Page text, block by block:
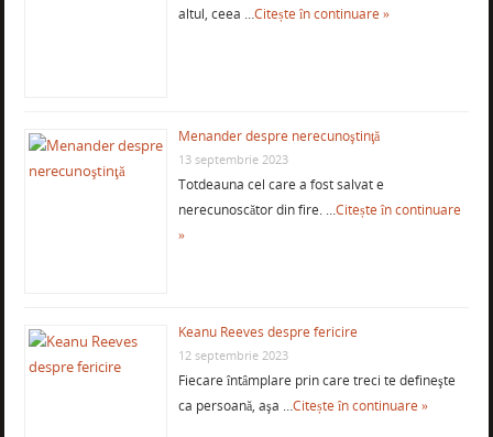
altul, ceea …Citește în continuare »
Menander despre nerecunoştinţă
13 septembrie 2023
Totdeauna cel care a fost salvat e
nerecunoscător din fire. …Citește în continuare
»
Keanu Reeves despre fericire
12 septembrie 2023
Fiecare întâmplare prin care treci te defineşte
ca persoană, aşa …Citește în continuare »